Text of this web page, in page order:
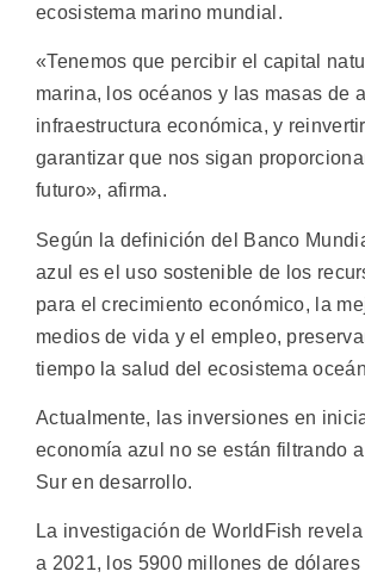
ecosistema marino mundial.
«Tenemos que percibir el capital
marina, los océanos y las masas de
infraestructura económica, y
garantizar que nos sigan
futuro», afirma.
Según la definición del Banco
azul es el uso sostenible de los
para el crecimiento económico, la
medios de vida y el empleo,
tiempo la salud del ecosistema
Actualmente, las inversiones en
economía azul no se están filtrando
Sur en desarrollo.
La investigación de WorldFish
a 2021, los 5900 millones de